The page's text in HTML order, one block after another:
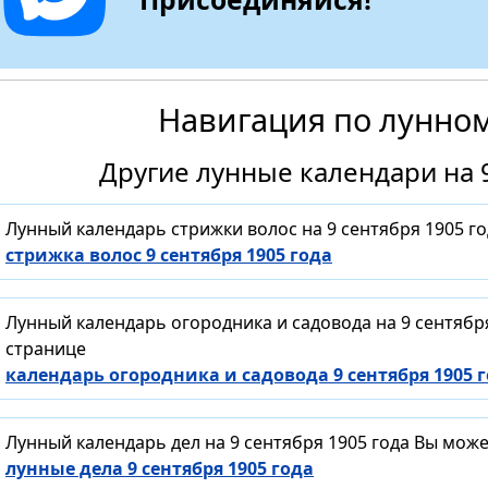
Навигация по
Другие лунные календари на
Лунный календарь стрижки волос на 9 сентября 1905
стрижка волос 9 сентября 1905 года
Лунный календарь огородника и садовода на 9
странице
календарь огородника и садовода 9 сентября 1905
Лунный календарь дел на 9 сентября 1905 года Вы
лунные дела 9 сентября 1905 года